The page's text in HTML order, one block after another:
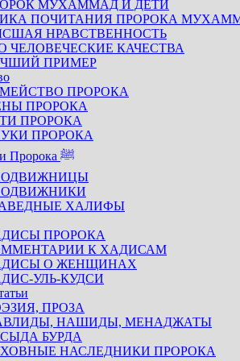
МУХАММАД И ДЕТИ
ПОЧИТАНИЯ ПРОРОКА
НРАВСТВЕННОСТЬ
ЧЕЛОВЕЧЕСКИЕ КАЧЕСТВА
ПРИМЕР
ПРОРОКА
ПРОРОКА
ПРОРОКА
ПРОРОКА
Спутники Пророка ﷺ
ХАЛИФЫ
ПРОРОКА
К ХАДИСАМ
О ЖЕНЩИНАХ
УЛЬ-КУДСИ
ПРОЗА
НАШИДЫ, МЕНАДЖАТЫ
БУРДА
НАСЛЕДНИКИ ПРОРОКА